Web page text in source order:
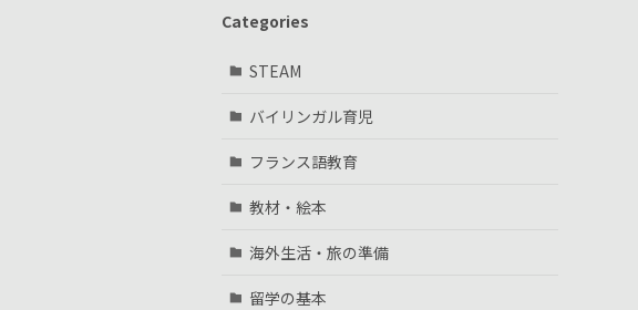
Categories
STEAM
バイリンガル育児
フランス語教育
教材・絵本
海外生活・旅の準備
留学の基本